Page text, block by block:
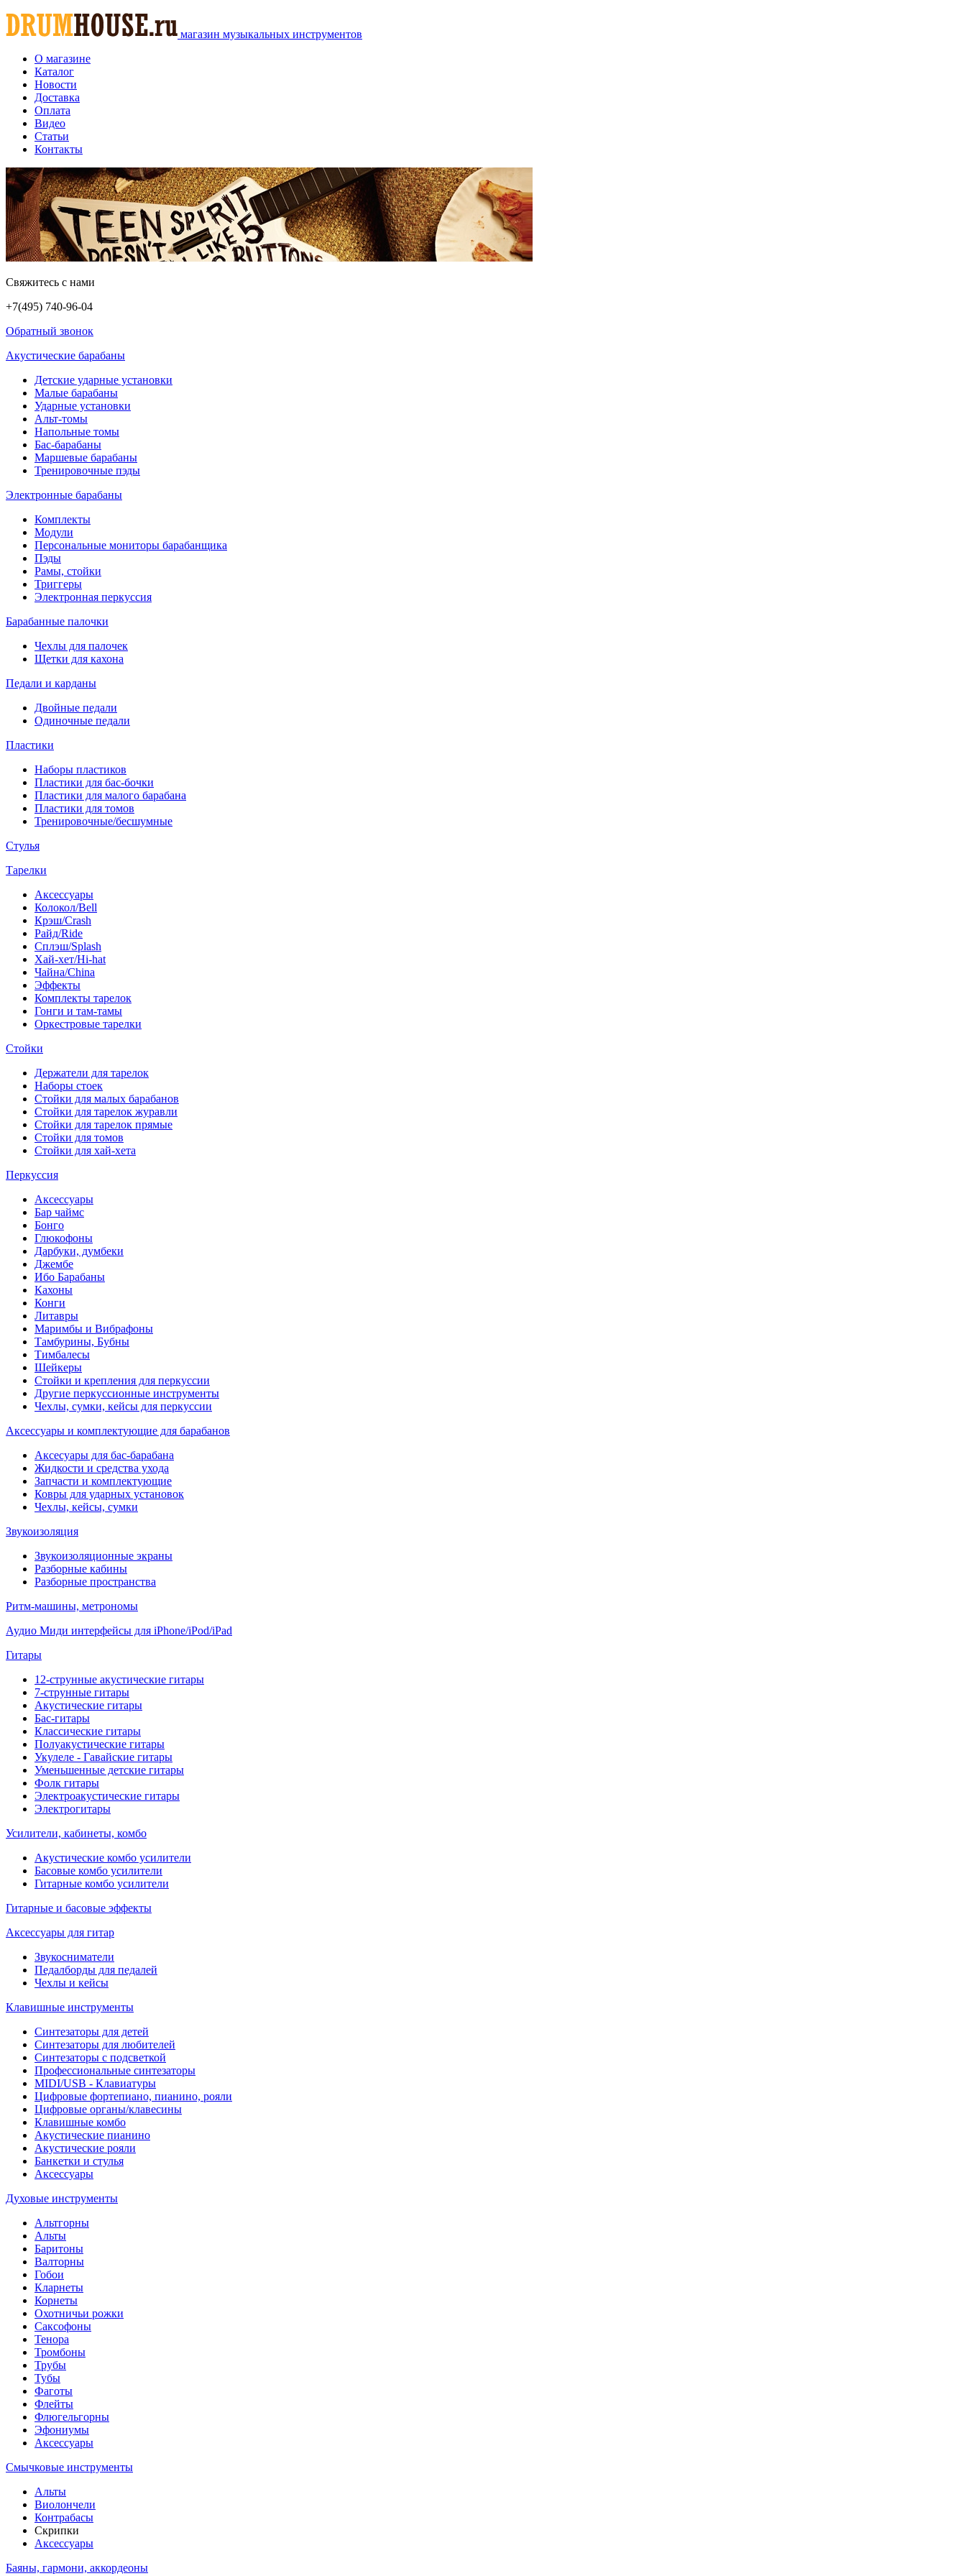
магазин музыкальных инструментов
О магазине
Каталог
Новости
Доставка
Оплата
Видео
Статьи
Контакты
Свяжитесь с нами
+7(495) 740-96-04
Обратный звонок
Акустические барабаны
Детские ударные установки
Малые барабаны
Ударные установки
Альт-томы
Напольные томы
Бас-барабаны
Маршевые барабаны
Тренировочные пэды
Электронные барабаны
Комплекты
Модули
Персональные мониторы барабанщика
Пэды
Рамы, стойки
Триггеры
Электронная перкуссия
Барабанные палочки
Чехлы для палочек
Щетки для кахона
Педали и карданы
Двойные педали
Одиночные педали
Пластики
Наборы пластиков
Пластики для бас-бочки
Пластики для малого барабана
Пластики для томов
Тренировочные/бесшумные
Стулья
Тарелки
Аксессуары
Колокол/Bell
Крэш/Crash
Райд/Ride
Сплэш/Splash
Хай-хет/Hi-hat
Чайна/China
Эффекты
Комплекты тарелок
Гонги и там-тамы
Оркестровые тарелки
Стойки
Держатели для тарелок
Наборы стоек
Стойки для малых барабанов
Стойки для тарелок журавли
Стойки для тарелок прямые
Стойки для томов
Стойки для хай-хета
Перкуссия
Аксессуары
Бар чаймс
Бонго
Глюкофоны
Дарбуки, думбеки
Джембе
Ибо Барабаны
Кахоны
Конги
Литавры
Маримбы и Вибрафоны
Тамбурины, Бубны
Тимбалесы
Шейкеры
Стойки и крепления для перкуссии
Другие перкуссионные инструменты
Чехлы, сумки, кейсы для перкуссии
Аксессуары и комплектующие для барабанов
Аксесуары для бас-барабана
Жидкости и средства ухода
Запчасти и комплектующие
Ковры для ударных установок
Чехлы, кейсы, сумки
Звукоизоляция
Звукоизоляционные экраны
Разборные кабины
Разборные пространства
Ритм-машины, метрономы
Аудио Миди интерфейсы для iPhone/iPod/iPad
Гитары
12-струнные акустические гитары
7-струнные гитары
Акустические гитары
Бас-гитары
Классические гитары
Полуакустические гитары
Укулеле - Гавайские гитары
Уменьшенные детские гитары
Фолк гитары
Электроакустические гитары
Электрогитары
Усилители, кабинеты, комбо
Акустические комбо усилители
Басовые комбо усилители
Гитарные комбо усилители
Гитарные и басовые эффекты
Аксессуары для гитар
Звукосниматели
Педалборды для педалей
Чехлы и кейсы
Клавишные инструменты
Синтезаторы для детей
Синтезаторы для любителей
Синтезаторы с подсветкой
Профессиональные синтезаторы
MIDI/USB - Клавиатуры
Цифровые фортепиано, пианино, рояли
Цифровые органы/клавесины
Клавишные комбо
Акустические пианино
Акустические рояли
Банкетки и стулья
Аксессуары
Духовые инструменты
Альтгорны
Альты
Баритоны
Валторны
Гобои
Кларнеты
Корнеты
Охотничьи рожки
Саксофоны
Тенора
Тромбоны
Трубы
Тубы
Фаготы
Флейты
Флюгельгорны
Эфониумы
Аксессуары
Смычковые инструменты
Альты
Виолончели
Контрабасы
Скрипки
Аксессуары
Баяны, гармони, аккордеоны